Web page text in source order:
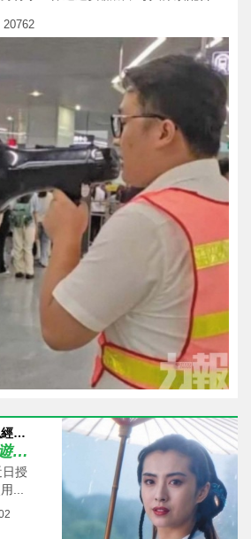
20762
王祖賢授權AI肖像重現經典形象
推首支明星AIGC遊戲廣告
日授
...